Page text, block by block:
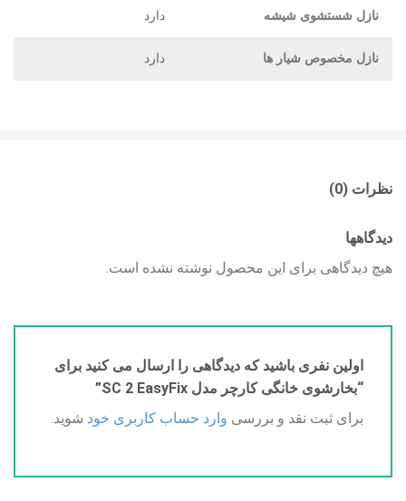
نازل شستشوی شیشه دارد
نازل مخصوص شیار ها دارد
نظرات (0)
دیدگاهها
هیچ دیدگاهی برای این محصول نوشته نشده است.
اولین نفری باشید که دیدگاهی را ارسال می کنید برای
“بخارشوی خانگی کارچر مدل SC 2 EasyFix”
برای ثبت نقد و بررسی وارد حساب کاربری خود شوید.